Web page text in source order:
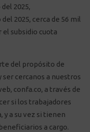
2025,
2025, cerca de 56 mil
subsidio cuota
del propósito de
cercanos a nuestros
confa.co, a través de
si los trabajadores
y a su vez si tienen
a cargo.